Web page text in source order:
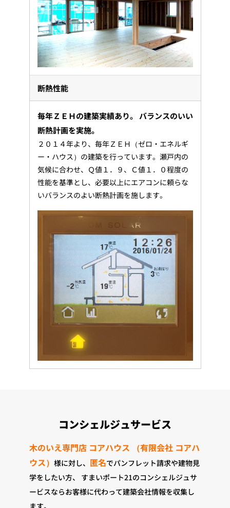
断熱性能
毎年ＺＥＨの建築実績あり。 バランスのいい
断熱計画を実施。
２０１４年より、毎年ＺＥＨ（ゼロ・エネルギ
ー・ハウス）の建築を行っています。瀬戸内の
気候に合わせ、Ｑ値１．９、Ｃ値１．０程度の
性能を基準とし、必要以上にエアコンに頼らな
いバランスのよい断熱計画を施します。
コンシェルジュサービス
木のいえ専門店 コアハウス （有限会社 コアハ
ウス） 様に対し、 匿名でパンフレット請求や建物見
学をしたい方、
すまいポート21のコンシェルジュサ
ービスならお客様に代わって建築会社情報を収集し